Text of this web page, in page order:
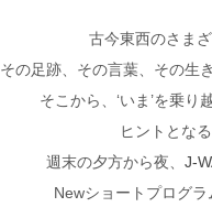
古今東西のさま
その足跡、その言葉、その生
そこから、‘いま’を乗
ヒントとな
週末の夕方から夜、 J-
Newショートプログ